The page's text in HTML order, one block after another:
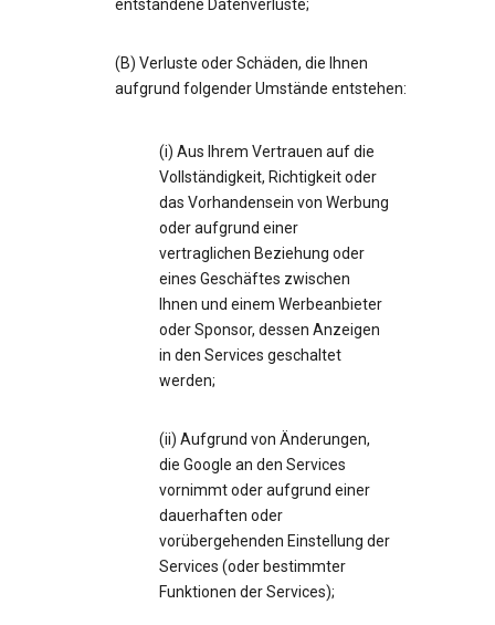
entstandene Datenverluste;
(B) Verluste oder Schäden, die Ihnen
aufgrund folgender Umstände entstehen:
(i) Aus Ihrem Vertrauen auf die
Vollständigkeit, Richtigkeit oder
das Vorhandensein von Werbung
oder aufgrund einer
vertraglichen Beziehung oder
eines Geschäftes zwischen
Ihnen und einem Werbeanbieter
oder Sponsor, dessen Anzeigen
in den Services geschaltet
werden;
(ii) Aufgrund von Änderungen,
die Google an den Services
vornimmt oder aufgrund einer
dauerhaften oder
vorübergehenden Einstellung der
Services (oder bestimmter
Funktionen der Services);